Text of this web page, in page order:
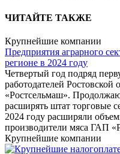
ЧИТАЙТЕ ТАКЖЕ
Крупнейшие компании
Предприятия аграрного
регионе в 2024 году
Четвертый год подряд
работодателей
«Ростсельмаш».
расширять штат торговые
2024 году расширяли
производители мяса ГАП
Крупнейшие компании